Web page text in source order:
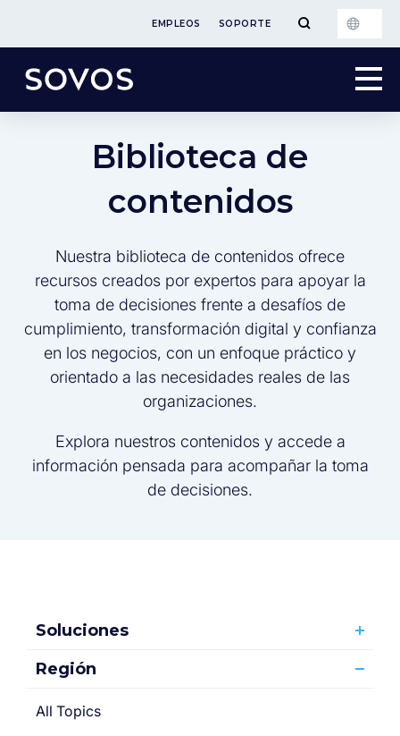
EMPLEOS SOPORTE
Biblioteca de
contenidos
Nuestra biblioteca de contenidos ofrece
recursos creados por expertos para apoyar la
toma de decisiones frente a desafíos de
cumplimiento, transformación digital y confianza
en los negocios, con un enfoque práctico y
orientado a las necesidades reales de las
organizaciones.
Explora nuestros contenidos y accede a
información pensada para acompañar la toma
de decisiones.
Soluciones
Región
All Topics